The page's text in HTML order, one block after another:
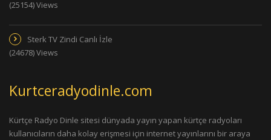
(25154) Views
Sterk TV Zindi Canlı İzle
(24678) Views
Kurtceradyodinle.com
Kürtçe Radyo Dinle sitesi dünyada yayın yapan kürtçe radyoları
kullanıcıların daha kolay erişmesi için internet yayınlarını bir araya